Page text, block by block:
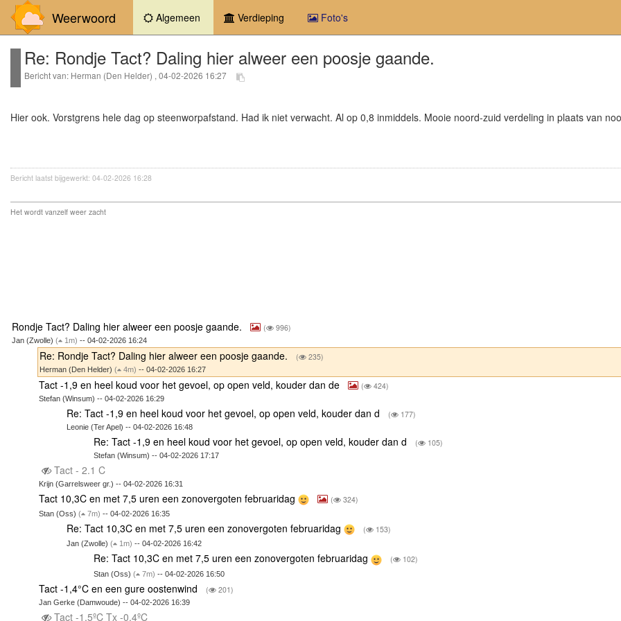
Weerwoord Algemeen (current)Verdieping Foto's
Re: Rondje Tact? Daling hier alweer een poosje gaande.
Bericht van: Herman (Den Helder) , 04-02-2026 16:27
Hier ook. Vorstgrens hele dag op steenworpafstand. Had ik niet verwacht. Al op 0,8 inmiddels. Mooie noord-zuid verdeling in plaats van
Bericht laatst bijgewerkt: 04-02-2026 16:28
Het wordt vanzelf weer zacht
Rondje Tact? Daling hier alweer een poosje gaande. ( 996)
Jan (Zwolle) ( 1m) -- 04-02-2026 16:24
Re: Rondje Tact? Daling hier alweer een poosje gaande. ( 235)
Herman (Den Helder)( 4m) -- 04-02-2026 16:27
Tact -1,9 en heel koud voor het gevoel, op open veld, kouder dan de ( 424)
Stefan (Winsum) -- 04-02-2026 16:29
Re: Tact -1,9 en heel koud voor het gevoel, op open veld, kouder dan d ( 177)
Leonie (Ter Apel) -- 04-02-2026 16:48
Re: Tact -1,9 en heel koud voor het gevoel, op open veld, kouder dan d ( 105)
Stefan (Winsum) -- 04-02-2026 17:17
Tact - 2.1 C
Krijn (Garrelsweer gr.) -- 04-02-2026 16:31
Tact 10,3C en met 7,5 uren een zonovergoten februaridag ( 324)
Stan (Oss)( 7m) -- 04-02-2026 16:35
Re: Tact 10,3C en met 7,5 uren een zonovergoten februaridag ( 153)
Jan (Zwolle) ( 1m) -- 04-02-2026 16:42
Re: Tact 10,3C en met 7,5 uren een zonovergoten februaridag ( 102)
Stan (Oss)( 7m) -- 04-02-2026 16:50
Tact -1,4°C en een gure oostenwind ( 201)
Jan Gerke (Damwoude) -- 04-02-2026 16:39
Tact -1.5ºC Tx -0.4ºC